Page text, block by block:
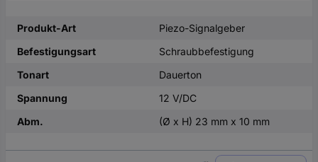
Produkt-Art
Piezo-Signalgeber
Befestigungsart
Schraubbefestigung
Tonart
Dauerton
Spannung
12 V/DC
Abm.
(Ø x H) 23 mm x 10 mm